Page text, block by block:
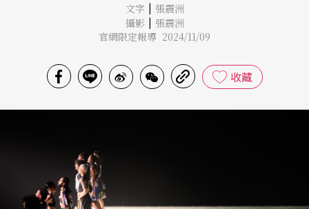
文字 | 張震洲
攝影 | 張震洲
官網限定報導 2024/11/09
收藏